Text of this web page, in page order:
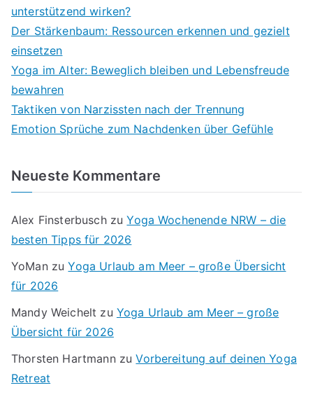
unterstützend wirken?
Der Stärkenbaum: Ressourcen erkennen und gezielt
einsetzen
Yoga im Alter: Beweglich bleiben und Lebensfreude
bewahren
Taktiken von Narzissten nach der Trennung
Emotion Sprüche zum Nachdenken über Gefühle
Neueste Kommentare
Alex FinsterbuschzuYoga Wochenende NRW – die
besten Tipps für 2026
YoManzuYoga Urlaub am Meer – große Übersicht
für 2026
Mandy Weichelt zu Yoga Urlaub am Meer – große
Übersicht für 2026
Thorsten HartmannzuVorbereitung auf deinen Yoga
Retreat